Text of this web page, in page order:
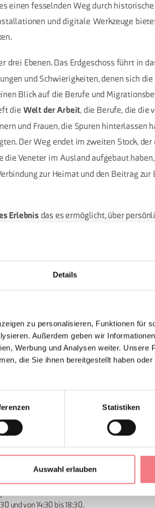
Details
zu personalisieren, Funktionen für
Außerdem geben wir
Werbung und Analysen weiter. Unsere
die Sie ihnen bereitgestellt haben
Statistiken
Auswahl erlauben
einen fesselnden Weg durch
und digitale Werkzeuge
drei Ebenen. Das Erdgeschoss führt in
und Schwierigkeiten, denen sich
Blick auf die Berufe und
die Welt der Arbeit, die Berufe, die die
und Frauen, die Spuren hinterlassen
Der Weg endet im zweiten Stock, der
die Veneter im Ausland aufgebaut
zur Heimat und den Beitrag
Erlebnisdas es ermöglicht, über
hat.
von 0-6 Jahren, Menschen mit
und von 14:30 bis 18:30.